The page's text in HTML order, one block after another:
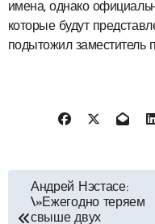
имена, однако
которые будут
подытожил заместитель
Навигация
по
Андрей Нэстасе:
\»Ежегодно теряем
свыше двух